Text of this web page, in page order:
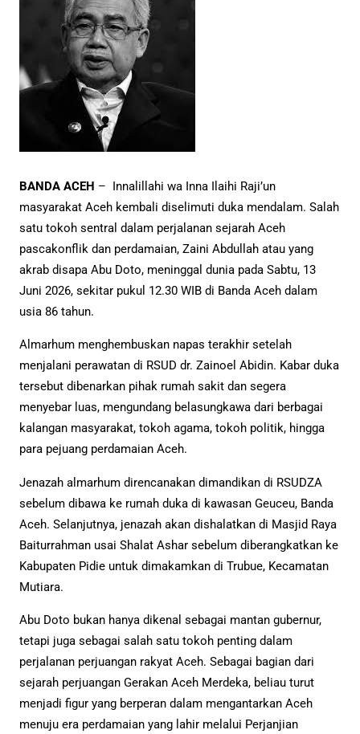
BANDA ACEH – Innalillahi wa Inna Ilaihi Raji’un
masyarakat Aceh kembali diselimuti duka mendalam. Salah
satu tokoh sentral dalam perjalanan sejarah Aceh
pascakonflik dan perdamaian, Zaini Abdullah atau yang
akrab disapa Abu Doto, meninggal dunia pada Sabtu, 13
Juni 2026, sekitar pukul 12.30 WIB di Banda Aceh dalam
usia 86 tahun.
Almarhum menghembuskan napas terakhir setelah
menjalani perawatan di RSUD dr. Zainoel Abidin. Kabar duka
tersebut dibenarkan pihak rumah sakit dan segera
menyebar luas, mengundang belasungkawa dari berbagai
kalangan masyarakat, tokoh agama, tokoh politik, hingga
para pejuang perdamaian Aceh.
Jenazah almarhum direncanakan dimandikan di RSUDZA
sebelum dibawa ke rumah duka di kawasan Geuceu, Banda
Aceh. Selanjutnya, jenazah akan dishalatkan di Masjid Raya
Baiturrahman usai Shalat Ashar sebelum diberangkatkan ke
Kabupaten Pidie untuk dimakamkan di Trubue, Kecamatan
Mutiara.
Abu Doto bukan hanya dikenal sebagai mantan gubernur,
tetapi juga sebagai salah satu tokoh penting dalam
perjalanan perjuangan rakyat Aceh. Sebagai bagian dari
sejarah perjuangan Gerakan Aceh Merdeka, beliau turut
menjadi figur yang berperan dalam mengantarkan Aceh
menuju era perdamaian yang lahir melalui Perjanjian